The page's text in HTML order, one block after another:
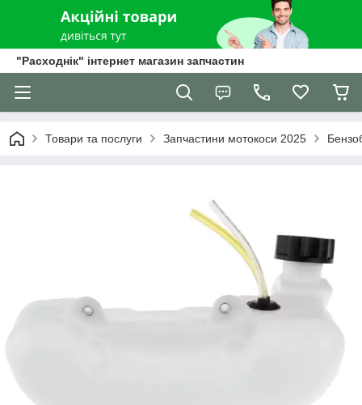
"Расходнік" інтернет магазин запчастин
Товари та послуги Запчастини мотокоси 2025